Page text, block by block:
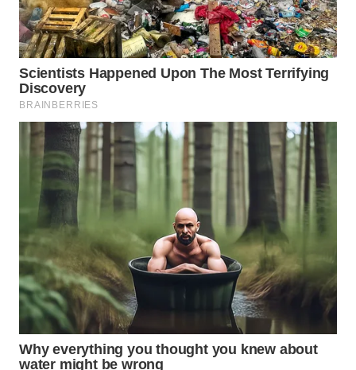
WAHANA
KONSUMEN
WAHANA
LISTRIK
WAHANA
TRAVEL
WAHANA
WAHANANEWS
ID
WAHANANEWS
CO ID
WAHANANEWS